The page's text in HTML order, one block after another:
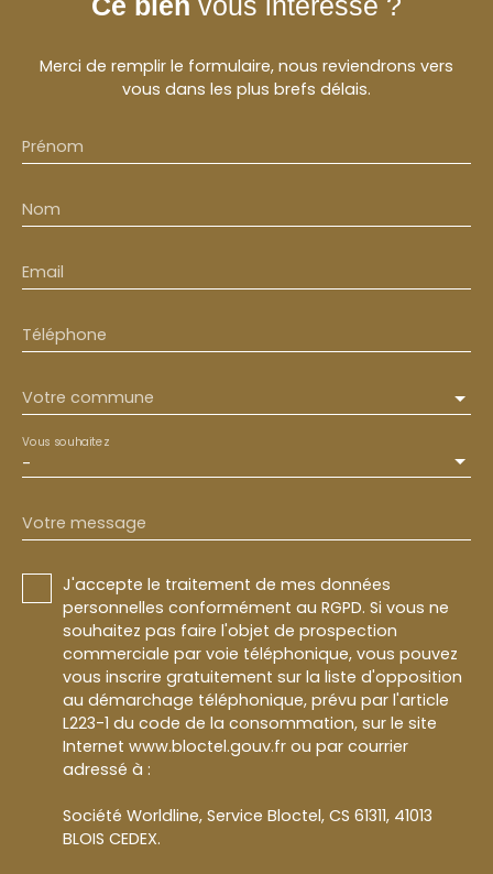
Merci de remplir le formulaire, nous reviendrons vers
vous dans les plus brefs délais.
Prénom
Nom
Email
Téléphone
Votre commune
-
Vous souhaitez
Votre message
J'accepte le traitement de mes données
personnelles conformément au RGPD. Si vous ne
souhaitez pas faire l'objet de prospection
commerciale par voie téléphonique, vous pouvez
vous inscrire gratuitement sur la liste d'opposition
au démarchage téléphonique, prévu par l'article
L223-1 du code de la consommation, sur le site
Internet www.bloctel.gouv.fr ou par courrier
adressé à :
Société Worldline, Service Bloctel, CS 61311, 41013
BLOIS CEDEX.